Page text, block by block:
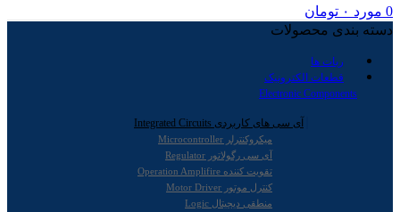
0 مورد ۰ تومان
دسته بندی محصولات
ربات ها
قطعات الکترونیک
Electronic Components
آی سی های کاربردی Integrated Circuits
میکروکنترلر Microcontroller
آی سی رگولاتور Regulator
تقویت کننده Operation Amplifire
کنترل موتور Motor Driver
منطقی دیجیتال Logic